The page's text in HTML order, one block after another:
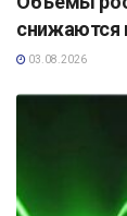
снижаются
03.08.2026